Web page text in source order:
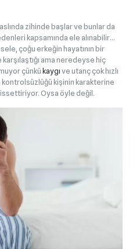
zihinde başlar ve bunlar da
kapsamında ele alınabilir…
çoğu erkeğin hayatının bir
ama neredeyse hiç
çünkükaygıve utanç çok hızlı
kişinin karakterine
Oysa öyle değil.